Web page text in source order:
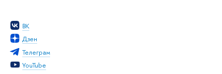
ВК
Дзен
Телеграм
YouTube